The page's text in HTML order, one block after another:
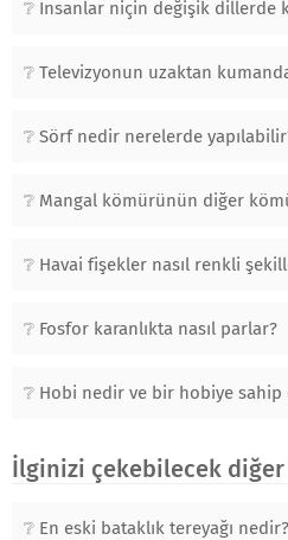
İnsanlar niçin değişik dillerde
Televizyonun uzaktan
Sörf nedir nerelerde
Mangal kömürünün diğer
Havai fişekler nasıl renkli
Fosfor karanlıkta nasıl parlar?
Hobi nedir ve bir hobiye sahip
İlginizi çekebilecek
En eski bataklık tereyağı nedir?